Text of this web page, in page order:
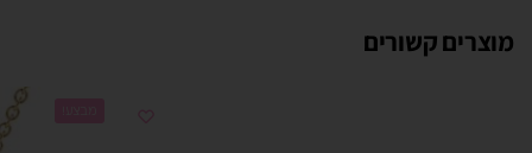
מוצרים קשורים